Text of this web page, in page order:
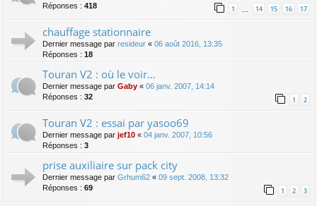
Réponses : 418 1 14 15 16 17
chauffage stationnaire
Dernier message par resideur « 06 août 2016, 13:35
Réponses : 18
Touran V2 : où le voir...
Dernier message par Gaby « 06 janv. 2007, 14:14
Réponses : 32 1 2
Touran V2 : essai par yasoo69
Dernier message par jef10 « 04 janv. 2007, 10:56
Réponses : 3
prise auxiliaire sur pack city
Dernier message par Grhum62 « 09 sept. 2008, 13:32
Réponses : 69 1 2 3